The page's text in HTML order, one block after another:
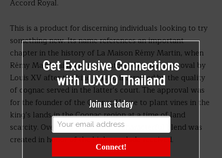
Accord Royal.
This is a product for discerning individuals looking to try
something new. Its name references an important
chapter in the history of La Maison Rémy Martin, when
Rémy Martin himself was bestowed a royal approval by
Louis XV after the king was so impressed by the quality
of cognac served in the latter’s court. The approval was
for the founder of the Cognac House to plant vines in the
king’s lands in the Cognac region at a time of land
scarcity. Over 250 years later, a characterful blend was
created in honor of the high accolade received.
Get Exclusive Connections
with LUXUO Thailand
Join us today
Connect!